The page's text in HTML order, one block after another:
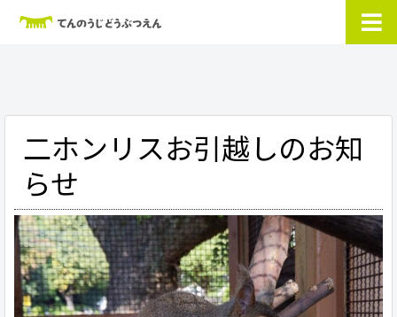
二ホンリスお引越しのお知
らせ